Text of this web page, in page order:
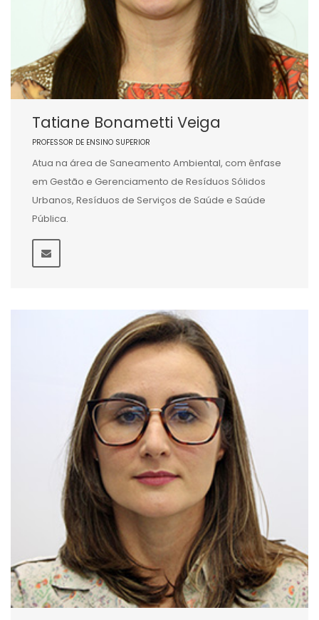
Tatiane Bonametti Veiga
PROFESSOR DE ENSINO SUPERIOR
Atua na área de Saneamento Ambiental, com ênfase
em Gestão e Gerenciamento de Resíduos Sólidos
Urbanos, Resíduos de Serviços de Saúde e Saúde
Pública.